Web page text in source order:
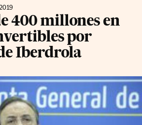
400 millones en
por
Iberdrola